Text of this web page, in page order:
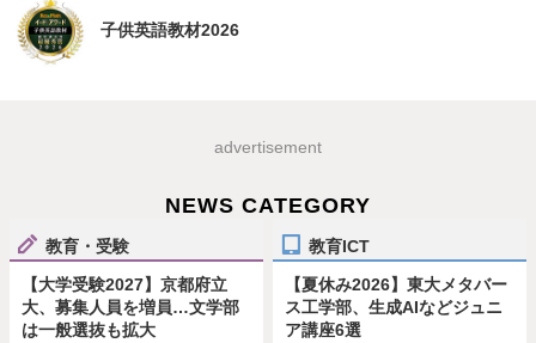
子供英語教材2026
advertisement
NEWS CATEGORY
教育・受験
【大学受験2027】京都府立
大、募集人員を増員…文学部
は一般選抜も拡大
教育ICT
【夏休み2026】東大メタバー
ス工学部、生成AIなどジュニ
ア講座6選